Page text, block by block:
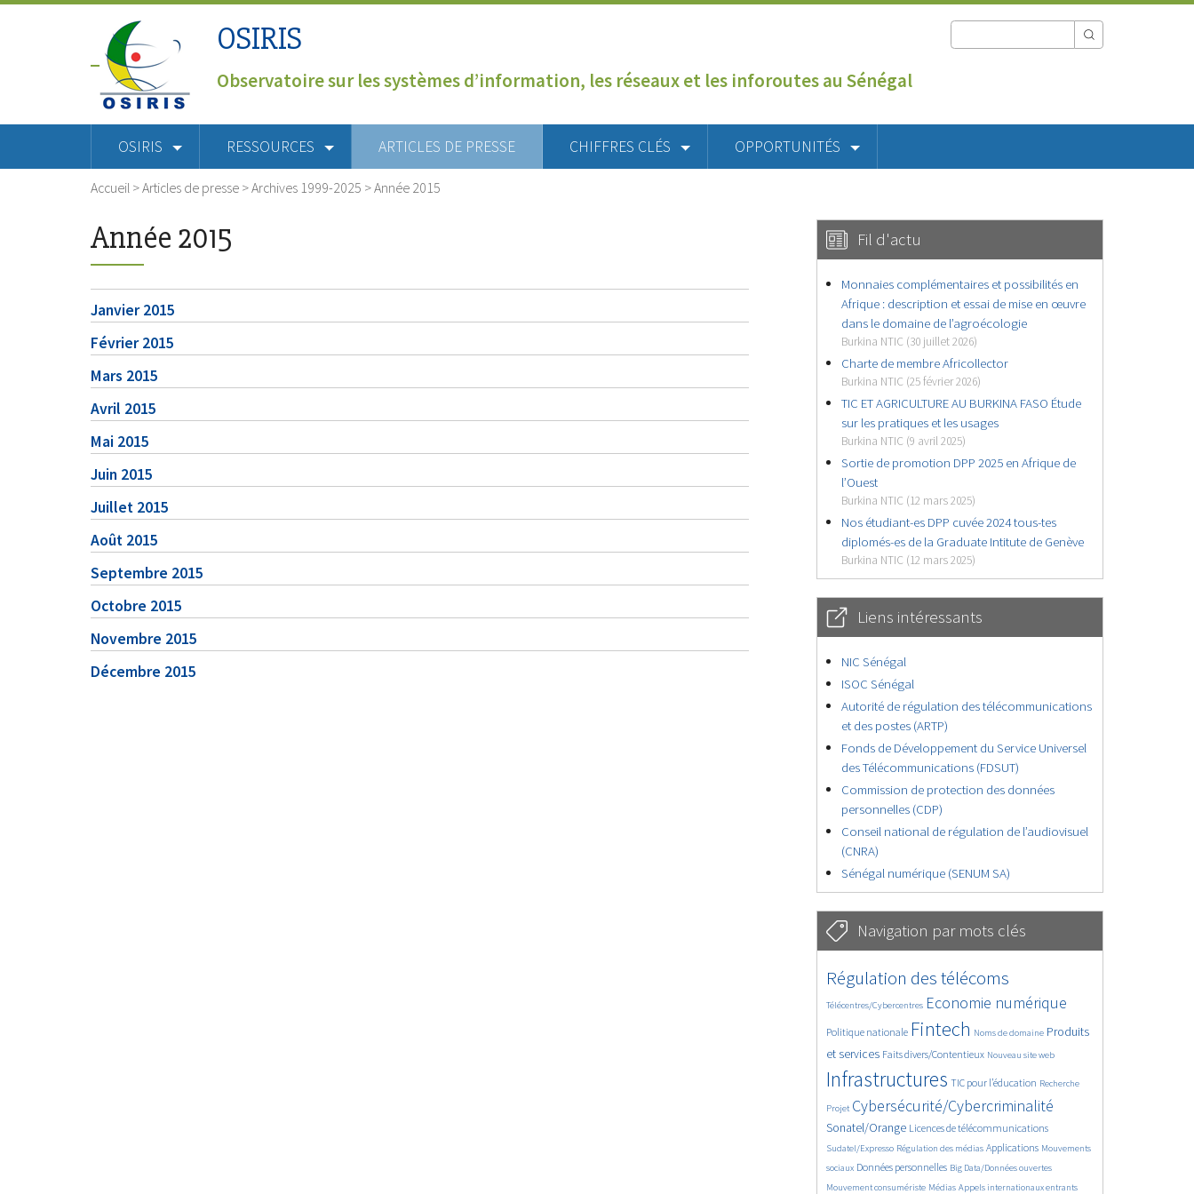
OSIRIS
Observatoire sur les systèmes d’information, les réseaux et les inforoutes au Sénégal
OSIRIS RESSOURCES ARTICLES DE PRESSE CHIFFRES CLÉS OPPORTUNITÉS
Accueil >Articles de presse >Archives 1999-2025 >Année 2015
Année 2015
Janvier 2015
Février 2015
Mars 2015
Avril 2015
Mai 2015
Juin 2015
Juillet 2015
Août 2015
Septembre 2015
Octobre 2015
Novembre 2015
Décembre 2015
Fil d'actu
Monnaies complémentaires et possibilités en
Afrique : description et essai de mise en œuvre
dans le domaine de l’agroécologie
Burkina NTIC (30 juillet 2026)
Charte de membre Africollector
Burkina NTIC (25 février 2026)
TIC ET AGRICULTURE AU BURKINA FASO Étude
sur les pratiques et les usages
Burkina NTIC (9 avril 2025)
Sortie de promotion DPP 2025 en Afrique de
l’Ouest
Burkina NTIC (12 mars 2025)
Nos étudiant-es DPP cuvée 2024 tous-tes
diplomés-es de la Graduate Intitute de Genève
Burkina NTIC (12 mars 2025)
Liens intéressants
NIC Sénégal
ISOC Sénégal
Autorité de régulation des télécommunications
et des postes (ARTP)
Fonds de Développement du Service Universel
des Télécommunications (FDSUT)
Commission de protection des données
personnelles (CDP)
Conseil national de régulation de l’audiovisuel
(CNRA)
Sénégal numérique (SENUM SA)
Navigation par mots clés
4667/5709
Régulation des télécoms
365/5709
Télécentres/Cybercentres
3751/5709 Economie numérique
1871/5709
Politique nationale
5199/5709 Fintech
687/5709
Noms de domaine
2414/5709
Produits
et services
1581/5709 Faits divers/Contentieux
853/5709 Nouveau site web
5709/5709
Infrastructures
1850/5709
TIC pour l’éducation
200/5709
Recherche
251/5709
Projet
3621/5709Cybersécurité/Cybercriminalité
2327/5709
Sonatel/Orange
1632/5709 Licences de télécommunications
296/5709
Sudatel/Expresso
1025/5709 Régulation des médias
1531/5709 Applications
1204/5709
Mouvements
sociaux
1677/5709Données personnelles
145/5709 Big Data/Données ouvertes
629/5709
Mouvement consumériste
369/5709 Médias
720/5709 Appels internationaux entrants
1751/5709